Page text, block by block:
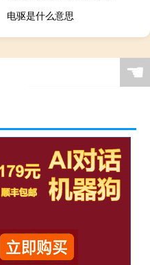
电驱是什么意思
☚